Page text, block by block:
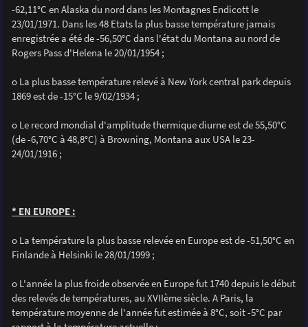
-62,11°C en Alaska du nord dans les Montagnes Endicott le
23/01/1971. Dans les 48 Etats la plus basse température jamais
enregistrée a été de -56,50°C dans l'état du Montana au nord de
Rogers Pass d'Helena le 20/01/1954 ;
o La plus basse température relevé à New York central park depuis
1869 est de -15°C le 9/02/1934 ;
o Le record mondial d'amplitude thermique diurne est de 55,50°C
(de -6,70°C à 48,8°C) à Browning, Montana aux USA le 23-
24/01/1916 ;
* EN EUROPE :
o La température la plus basse relevée en Europe est de -51,50°C en
Finlande à Helsinki le 28/01/1999 ;
o L'année la plus froide observée en Europe fut 1740 depuis le début
des relevés de températures, au XVIIème siècle. A Paris, la
température moyenne de l'année fut estimée à 8°C, soit -5°C par